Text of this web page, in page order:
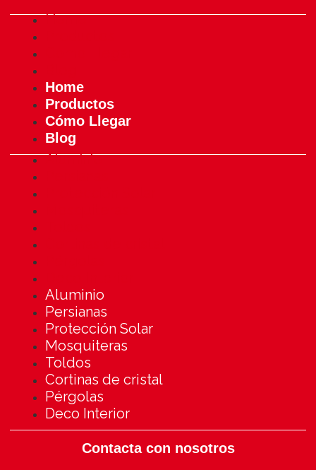
Home
Home
Productos
Cómo Llegar
Blog
Aluminio
Aluminio
Persianas
Protección Solar
Mosquiteras
Toldos
Cortinas de cristal
Pérgolas
Deco Interior
Contacta con nosotros